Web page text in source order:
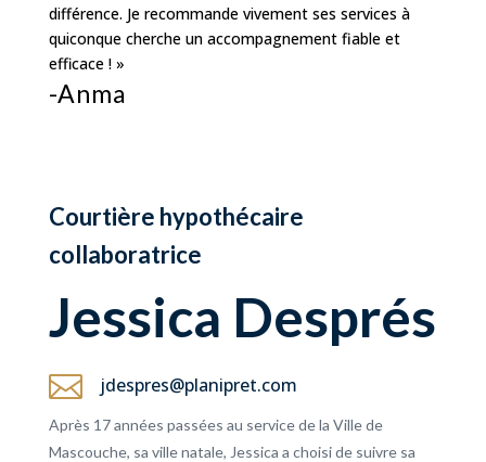
différence. Je recommande vivement ses services à
quiconque cherche un accompagnement fiable et
efficace ! »
-Anma
Courtière hypothécaire
collaboratrice
Jessica Després
 jdespres@planipret.com
Après 17 années passées au service de la Ville de
Mascouche, sa ville natale, Jessica a choisi de suivre sa